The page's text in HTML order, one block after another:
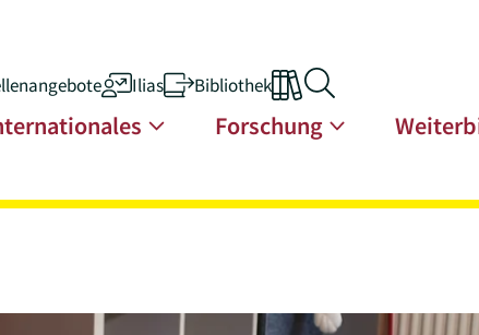
Ilias Bibliothek
Forschung